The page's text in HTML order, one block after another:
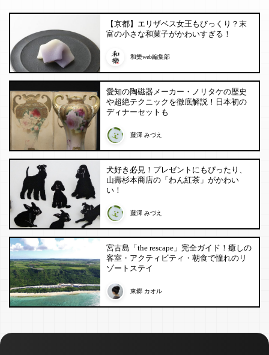
【京都】エリザベス女王もびっくり？末
富の小さな和菓子がかわいすぎる！
和樂web編集部
愛知の陶磁器メーカー・ノリタケの歴史
や超絶テクニックを徹底解説！日本初の
ディナーセットも
藤澤 みづえ
犬好き必見！プレゼントにもぴったり、
山壽杉本商店の「わん紅茶」がかわい
い！
藤澤 みづえ
宮古島「the rescape」完全ガイド！癒しの
客室・アクティビティ・朝食で憧れのリ
ゾートステイ
東郷 カオル